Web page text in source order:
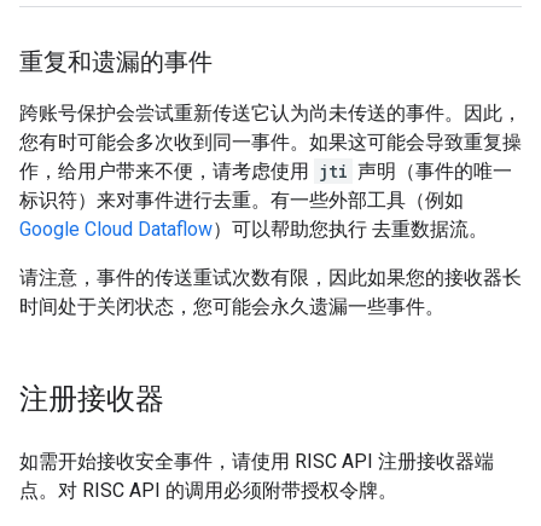
重复和遗漏的事件
跨账号保护会尝试重新传送它认为尚未传送的事件。因此，
您有时可能会多次收到同一事件。如果这可能会导致重复操
作，给用户带来不便，请考虑使用 jti 声明（事件的唯一
标识符）来对事件进行去重。有一些外部工具（例如
Google Cloud Dataflow）可以帮助您执行 去重数据流。
请注意，事件的传送重试次数有限，因此如果您的接收器长
时间处于关闭状态，您可能会永久遗漏一些事件。
注册接收器
如需开始接收安全事件，请使用 RISC API 注册接收器端
点。对 RISC API 的调用必须附带授权令牌。